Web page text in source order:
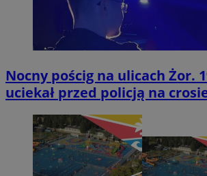
Nocny pościg na ulicach Żor.
uciekał przed policją na